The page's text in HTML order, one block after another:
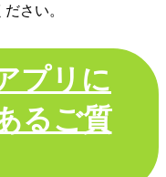
さい。
プリに
るご質